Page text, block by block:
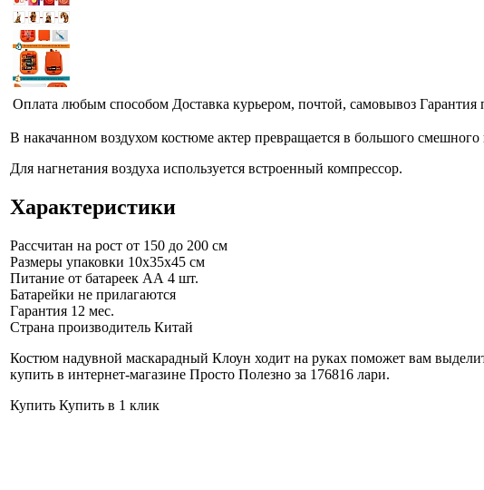
Оплата любым способом Доставка курьером, почтой, самовывоз Гарантия
В накачанном воздухом костюме актер превращается в большого
Для нагнетания воздуха используется встроенный компрессор.
Характеристики
Рассчитан на рост от 150 до 200 см
Размеры упаковки 10x35x45 см
Питание от батареек АА 4 шт.
Батарейки не прилагаются
Гарантия 12 мес.
Страна производитель Китай
Костюм надувной маскарадный Клоун ходит на руках поможет вам
купить в интернет-магазине Просто Полезно за 176816 лари.
Купить Купить в 1 клик